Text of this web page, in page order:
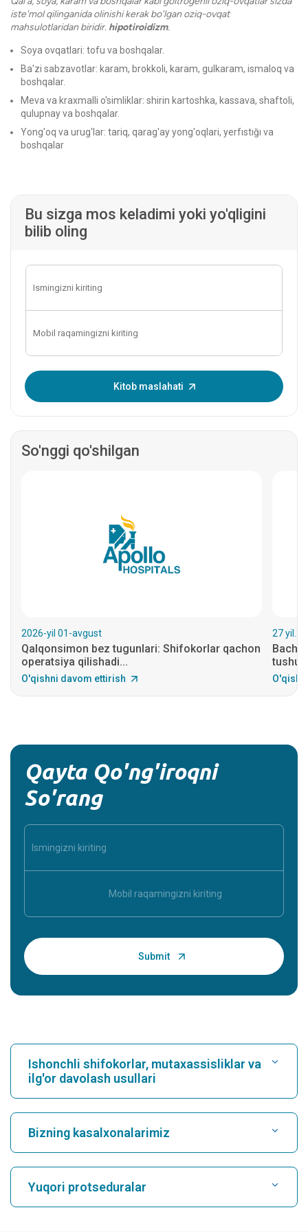
iste'mol qilinganida olinishi kerak bo'lgan oziq-ovqat
mahsulotlaridan biridir. hipotiroidizm.
Soya ovqatlari: tofu va boshqalar.
Ba'zi sabzavotlar: karam, brokkoli, karam, gulkaram, ismaloq va
boshqalar.
Meva va kraxmalli o'simliklar: shirin kartoshka, kassava, shaftoli,
qulupnay va boshqalar.
Yong'oq va urug'lar: tariq, qarag'ay yong'oqlari, yerfıstığı va
boshqalar
Bu sizga mos keladimi yoki yo'qligini
bilib oling
Kitob maslahati
So'nggi qo'shilgan
2026-yil 01-avgust
Qalqonsimon bez tugunlari: Shifokorlar qachon
operatsiya qilishadi...
O'qishni davom ettirish
27
Qayta Qo'ng'iroqni
So'rang
Ishonchli shifokorlar, mutaxassisliklar va
ilg'or davolash usullari
Kasalxonani toping
Kardiologni toping
Bizning kasalxonalarimiz
Yuqori protseduralar